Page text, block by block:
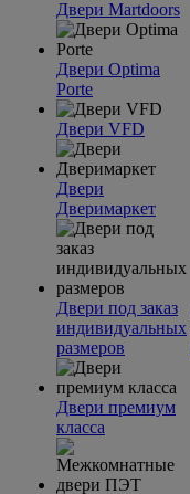
Двери Martdoors
Двери Optima
Porte
Двери VFD
Двери
Дверимаркет
Двери под заказ
индивидуальных
размеров
Двери премиум
класса